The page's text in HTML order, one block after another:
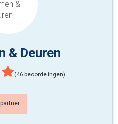
& Deuren
(46 beoordelingen)